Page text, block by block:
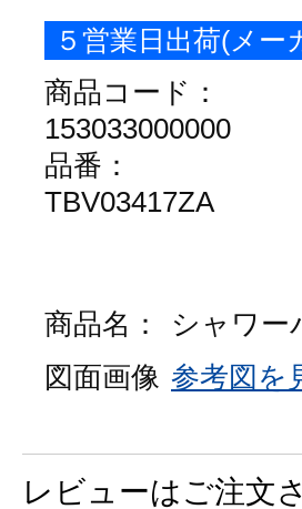
５営業日出荷(メー
商品コード：
153033000000
品番：
TBV03417ZA
商品名：
シャワー
図面画像 参考図を
レビューはご注文